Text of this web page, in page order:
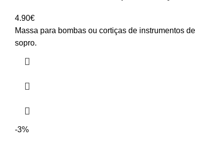
4.90€
Massa para bombas ou cortiças de instrumentos de
sopro.
-3%